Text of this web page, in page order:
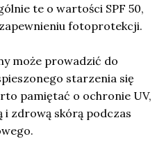
te o wartości SPF 50,
fotoprotekcji.
może prowadzić do
starzenia się
pamiętać o ochronie UV,
i zdrową skórą podczas